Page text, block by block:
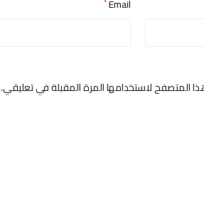
Email
المتصفح لاستخدامها المرة المقبلة في تعليقي.